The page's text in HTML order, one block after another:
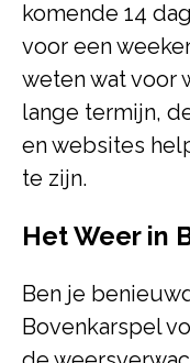
komende 14
voor een
weten wat voor
lange termijn,
en websites
te zijn.
Het Weer in
Ben je
Bovenkarspel